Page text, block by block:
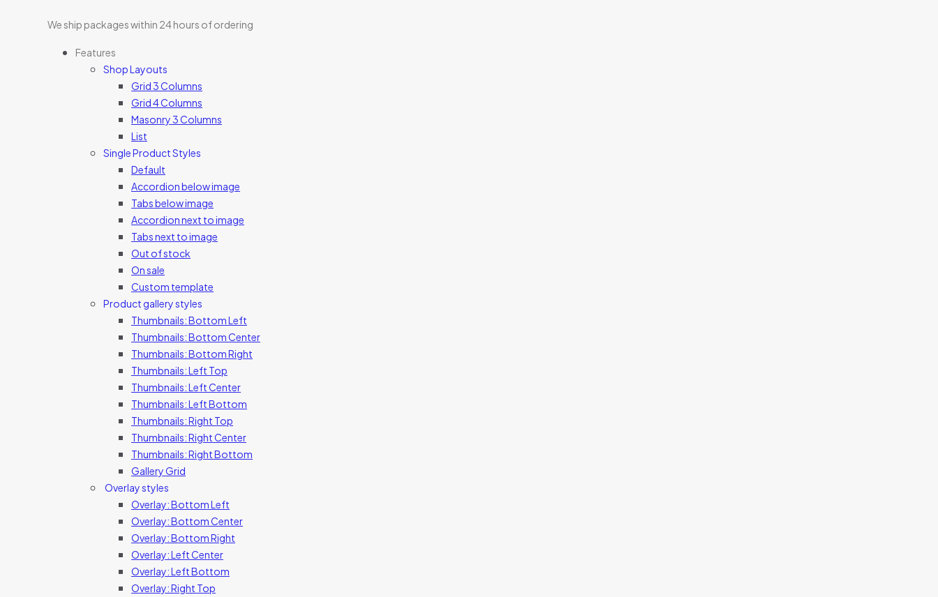
We ship packages within 24 hours of ordering
Features
Shop Layouts
Grid 3 Columns
Grid 4 Columns
Masonry 3 Columns
List
Single Product Styles
Default
Accordion below image
Tabs below image
Accordion next to image
Tabs next to image
Out of stock
On sale
Custom template
Product gallery styles
Thumbnails: Bottom Left
Thumbnails: Bottom Center
Thumbnails: Bottom Right
Thumbnails: Left Top
Thumbnails: Left Center
Thumbnails: Left Bottom
Thumbnails: Right Top
Thumbnails: Right Center
Thumbnails: Right Bottom
Gallery Grid
Overlay styles
Overlay: Bottom Left
Overlay: Bottom Center
Overlay: Bottom Right
Overlay: Left Center
Overlay: Left Bottom
Overlay: Right Top